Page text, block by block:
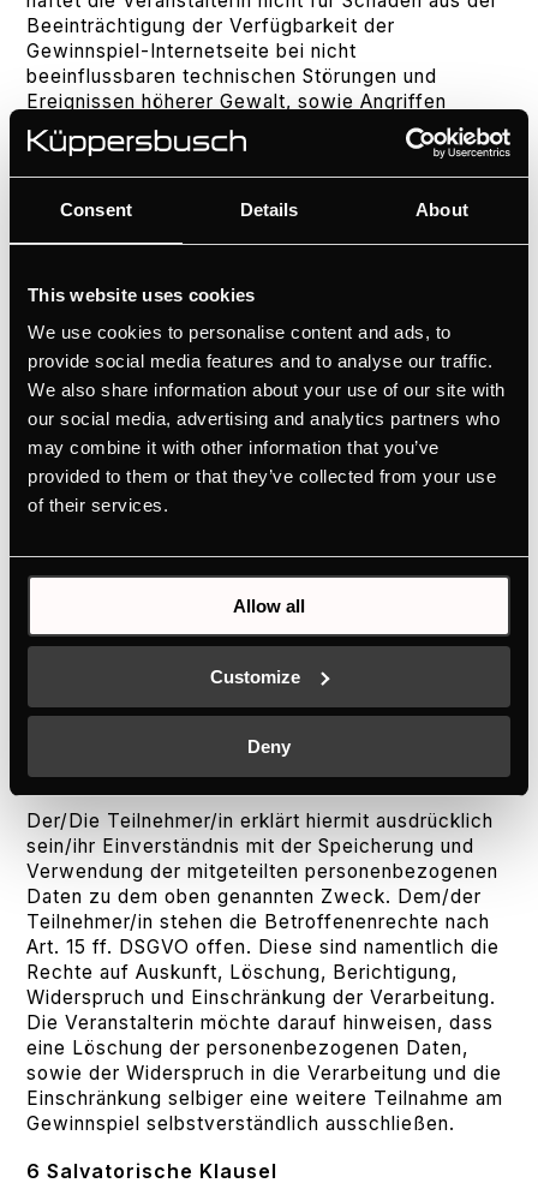
Consent Details About
This website uses cookies
We use cookies to personalise content and ads, to
provide social media features and to analyse our traffic.
We also share information about your use of our site with
our social media, advertising and analytics partners who
may combine it with other information that you’ve
provided to them or that they’ve collected from your use
of their services.
Allow all
Customize
Deny
Beeinträchtigung der Verfügbarkeit der
Gewinnspiel-Internetseite bei nicht
beeinflussbaren technischen Störungen und
Ereignissen höherer Gewalt, sowie Angriffen
Dritter gegen die Gewinnspiel- Internetseite. Die
Veranstalterin wird jedoch alles unternehmen, um
die Zuverlässigkeit und Funktionsfähigkeit der
Gewinnspiel- Internetseite sicherzustellen.
Garantie dafür, dass die Gewinnspiel-Internetseite
ordnungsgemäß funktionsfähig ist.
5 Datenschutz
Die Veranstalterin gewährt im Rahmen des
Gewinnspiels den größtmöglichen
datenschutzrechtlichen Standard und beachtet alle
diesbezüglich einschlägigen gesetzlichen
Bestimmungen. Die Veranstalterin wird die
Veranstalterin speichert die personenbezogenen
Daten der jeweiligen Teilnehmer/in ausschließlich
Auswahl des Gewinners/der Gewinnerin und
dessen/deren Benachrichtigung, sowie die
Veröffentlichung nach Gewinn und den Versand
Daten an Dritte wird nur im Rahmen der
Versendung der Gewinne stattfinden.
Der/Die Teilnehmer/in erklärt hiermit ausdrücklich
sein/ihr Einverständnis mit der Speicherung und
Verwendung der mitgeteilten personenbezogenen
Daten zu dem oben genannten Zweck. Dem/der
Teilnehmer/in stehen die Betroffenenrechte nach
Art. 15 ff. DSGVO offen. Diese sind namentlich die
Rechte auf Auskunft, Löschung, Berichtigung,
Widerspruch und Einschränkung der Verarbeitung.
Die Veranstalterin möchte darauf hinweisen, dass
eine Löschung der personenbezogenen Daten,
sowie der Widerspruch in die Verarbeitung und die
Einschränkung selbiger eine weitere Teilnahme am
Gewinnspiel selbstverständlich ausschließen.
6 Salvatorische Klausel